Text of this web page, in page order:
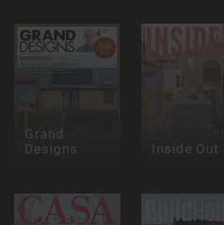
Grand
Designs
Inside Out